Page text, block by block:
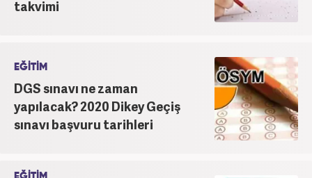
takvimi
EĞİTİM
DGS sınavı ne zaman
yapılacak? 2020 Dikey Geçiş
sınavı başvuru tarihleri